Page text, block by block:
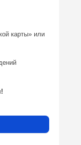
карты» или